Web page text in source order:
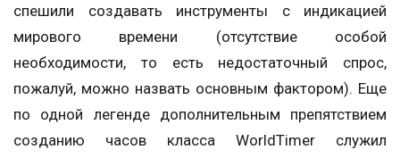
спешили создавать инструменты с индикацией
мирового времени (отсутствие особой
необходимости, то есть недостаточный спрос,
пожалуй, можно назвать основным фактором). Еще
по одной легенде дополнительным препятствием
созданию часов класса WorldTimer служил